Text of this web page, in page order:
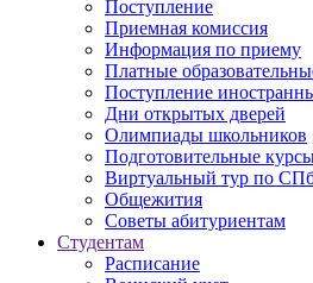
Поступление
Приемная комиссия
Информация по приему
Платные
Поступление
Дни открытых дверей
Олимпиады школьников
Подготовительные
Виртуальный тур по
Общежития
Советы абитуриентам
Студентам
Расписание